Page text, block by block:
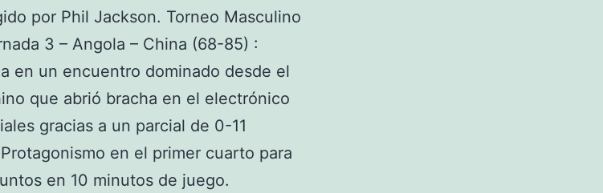
por Phil Jackson. Torneo Masculino
3 – Angola – China (68-85) :
en un encuentro dominado desde el
que abrió bracha en el electrónico
gracias a un parcial de 0-11
en el primer cuarto para
en 10 minutos de juego.